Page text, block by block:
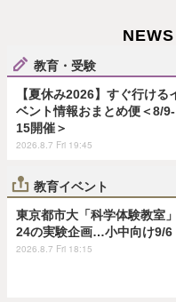
教育・受験
【夏休み2026】すぐ行ける
ベント情報おまとめ便＜8/9-
15開催＞
2026.8.7 Fri 19:45
教育イベント
東京都市大「科学体験教室」
24の実験企画…小中向け9/6
2026.8.7 Fri 18:15